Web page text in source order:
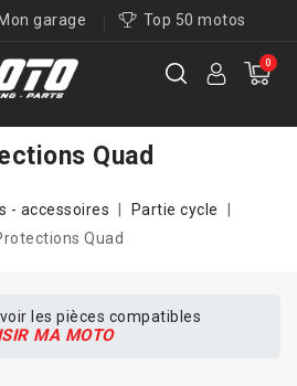
Mon garage Top 50 motos
0
Quad
- accessoires
Partie cycle
Quad
les pièces compatibles
MA MOTO